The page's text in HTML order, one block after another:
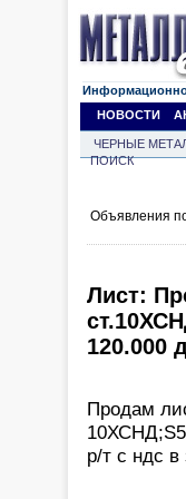
НОВОСТИ
ЧЕРНЫЕ
ПОИСК
Объявления
Лист:
120.000
Продам
р/т с ндс